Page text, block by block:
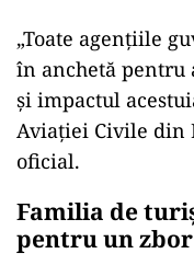
„Toate agențiile
în anchetă pentru
și impactul
Aviației Civile din
oficial.
Familia de
pentru un